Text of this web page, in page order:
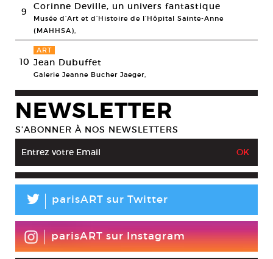
9 Corinne Deville, un univers fantastique
Musée d’Art et d’Histoire de l’Hôpital Sainte-Anne
(MAHHSA),
10
ART
Jean Dubuffet
Galerie Jeanne Bucher Jaeger,
NEWSLETTER
S’ABONNER À NOS NEWSLETTERS
L parisART sur Twitter
parisART sur Instagram